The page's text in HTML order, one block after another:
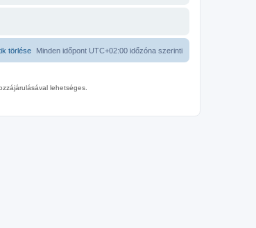
Minden időpont UTC+02:00 időzóna szerinti
törlése
lehetséges.